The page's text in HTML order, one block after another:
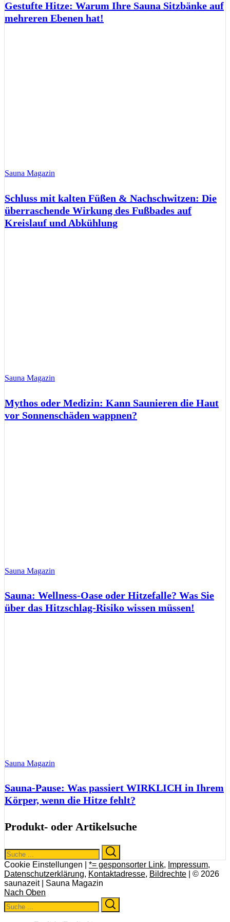
Gestufte Hitze: Warum Ihre Sauna Sitzbänke auf
mehreren Ebenen hat!
Sauna Magazin
Schluss mit kalten Füßen & Nachschwitzen: Die
überraschende Wirkung des Fußbades auf
Kreislauf und Abkühlung
Sauna Magazin
Mythos oder Medizin: Kann Saunieren die Haut
vor Sonnenschäden wappnen?
Sauna Magazin
Sauna: Wellness-Oase oder Hitzefalle? Was Sie
über das Hitzschlag-Risiko wissen müssen!
Sauna Magazin
Sauna-Pause: Was passiert WIRKLICH in Ihrem
Körper, wenn die Hitze fehlt?
Produkt- oder Artikelsuche
Search
for:
Cookie Einstellungen | *= gesponsorter Link, Impressum,
Datenschutzerklärung, Kontaktadresse, Bildrechte | © 2026
saunazeit | Sauna Magazin
Nach Oben
Search
for: